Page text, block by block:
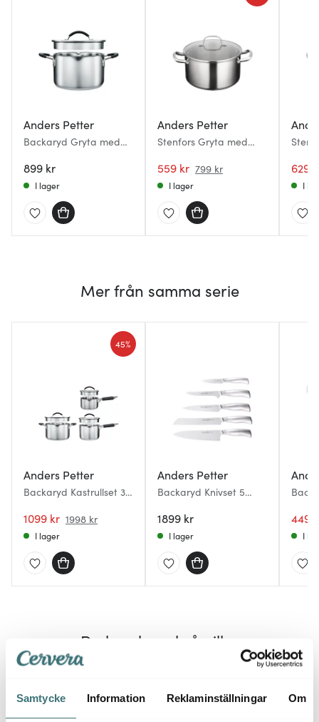
Samtycke Information Reklaminställningar Om
Anders Petter
Backaryd Gryta med
899 kr
I lager
Anders Petter
Stenfors Gryta med
559 kr 799 kr
I lager
629
I
Mer från samma serie
Anders Petter
Backaryd Kastrullset 3
1099 kr 1998 kr
45%
I lager
Anders Petter
Backaryd Knivset 5
1899 kr
I lager
449
I
Du kanske också gillar